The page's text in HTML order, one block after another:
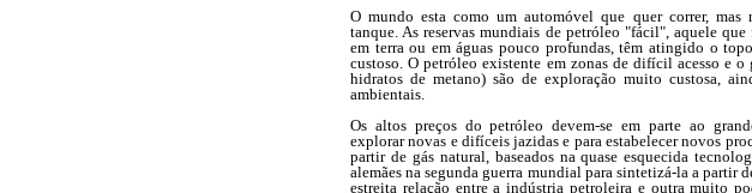
O mundo esta como um automóvel que quer correr, mas
tanque. As reservas mundiais de petróleo "fácil", aquele
em terra ou em águas pouco profundas, têm atingido o
custoso. O petróleo existente em zonas de difícil acesso e
hidratos de metano) são de exploração muito custosa,
ambientais.
Os altos preços do petróleo devem-se em parte ao
explorar novas e difíceis jazidas e para estabelecer novos
partir de gás natural, baseados na quase esquecida
alemães na segunda guerra mundial para sintetizá-la a partir
estreita relação entre a indústria petroleira e outra muito